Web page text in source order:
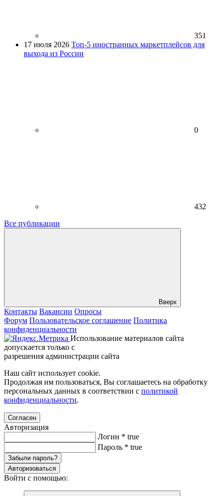
351
17 июля 2026 Топ-5 иностранных маркетплейсов для
выхода из России
0
432
Все публикации
Вверх
Контакты Вакансии Опросы
Форум Пользовательское соглашение Политика
конфиденциальности
Использование материалов сайта
допускается только с
разрешения администрации сайта
Наш сайт использует cookie.
Продолжая им пользоваться, Вы соглашаетесь на обработку
персональных данных в соответствии с политикой
конфиденциальности.
Согласен
Авторизация
Логин * true
Пароль * true
Забыли пароль?
Авторизоваться
Войти с помощью: